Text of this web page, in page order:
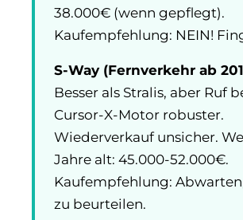
38.000€ (wenn gepflegt).
Kaufempfehlung: NEIN!
S-Way (Fernverkehr ab
Besser als Stralis, aber Ruf
Cursor-X-Motor robuster.
Wiederverkauf unsicher.
Jahre alt: 45.000-52.000€.
Kaufempfehlung:
zu beurteilen.